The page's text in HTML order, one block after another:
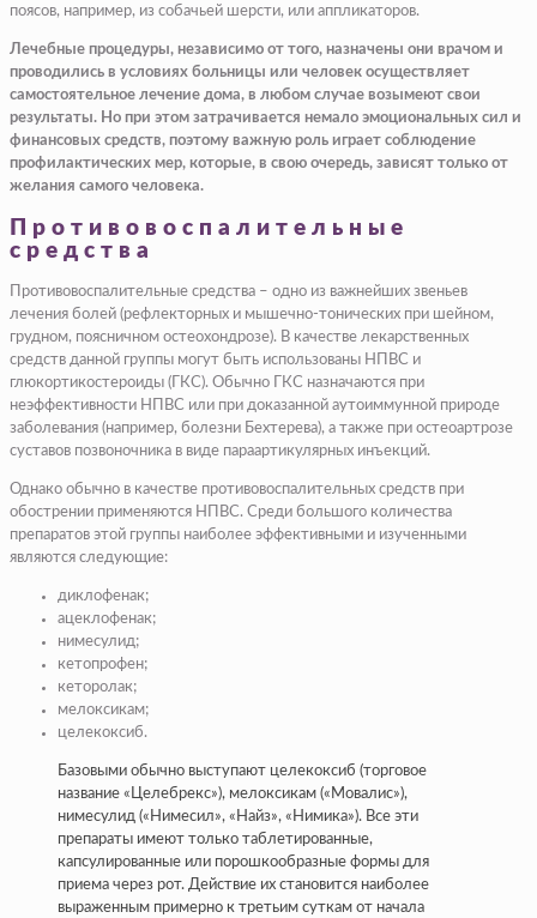
поясов, например, из собачьей шерсти, или аппликаторов.
Лечебные процедуры, независимо от того, назначены они врачом и
проводились в условиях больницы или человек осуществляет
самостоятельное лечение дома, в любом случае возымеют свои
результаты. Но при этом затрачивается немало эмоциональных сил и
финансовых средств, поэтому важную роль играет соблюдение
профилактических мер, которые, в свою очередь, зависят только от
желания самого человека.
Противовоспалительные
средства
Противовоспалительные средства – одно из важнейших звеньев
лечения болей (рефлекторных и мышечно-тонических при шейном,
грудном, поясничном остеохондрозе). В качестве лекарственных
средств данной группы могут быть использованы НПВС и
глюкортикостероиды (ГКС). Обычно ГКС назначаются при
неэффективности НПВС или при доказанной аутоиммунной природе
заболевания (например, болезни Бехтерева), а также при остеоартрозе
суставов позвоночника в виде параартикулярных инъекций.
Однако обычно в качестве противовоспалительных средств при
обострении применяются НПВС. Среди большого количества
препаратов этой группы наиболее эффективными и изученными
являются следующие:
диклофенак;
ацеклофенак;
нимесулид;
кетопрофен;
кеторолак;
мелоксикам;
целекоксиб.
Базовыми обычно выступают целекоксиб (торговое
название «Целебрекс»), мелоксикам («Мовалис»),
нимесулид («Нимесил», «Найз», «Нимика»). Все эти
препараты имеют только таблетированные,
капсулированные или порошкообразные формы для
приема через рот. Действие их становится наиболее
выраженным примерно к третьим суткам от начала